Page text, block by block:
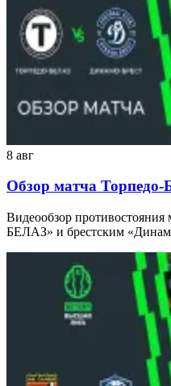
8 авг
Обзор матча
Видеообзор
БЕЛАЗ» и брестским